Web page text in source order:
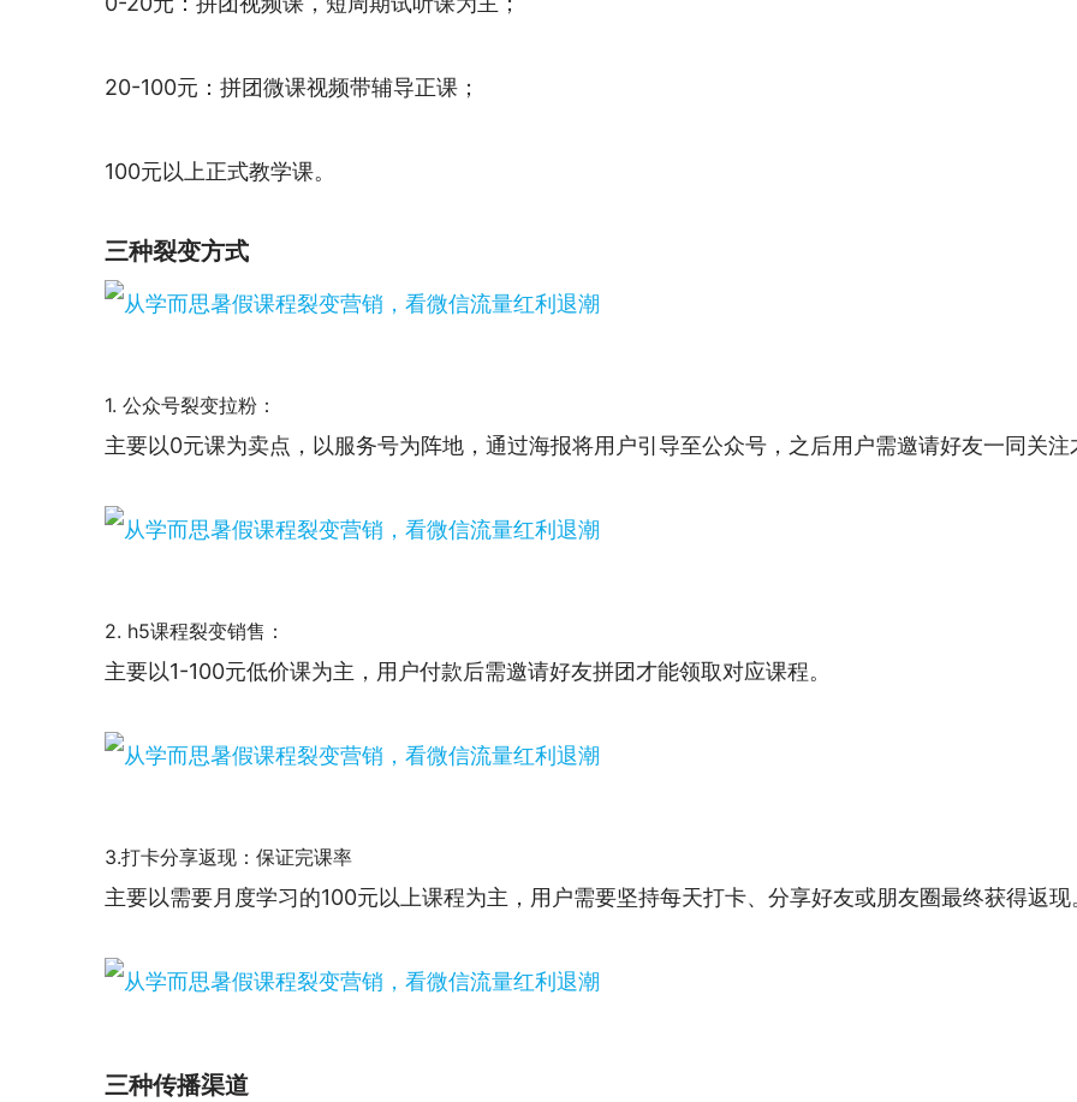
20-100元：拼团微课视频带辅导正课；
100元以上正式教学课。
三种裂变方式
1. 公众号裂变拉粉：
主要以0元课为卖点，以服务号为阵地，通过海报将用户引导至公众号，之后用户需邀请好友一同关注
2. h5课程裂变销售：
主要以1-100元低价课为主，用户付款后需邀请好友拼团才能领取对应课程。
3.打卡分享返现：保证完课率
主要以需要月度学习的100元以上课程为主，用户需要坚持每天打卡、分享好友或朋友圈最终获得返现
三种传播渠道